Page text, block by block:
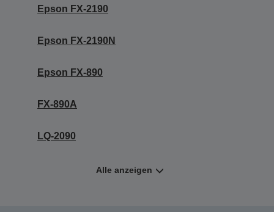
Epson FX-2190
Epson FX-2190N
Epson FX-890
FX-890A
LQ-2090
Alle anzeigen